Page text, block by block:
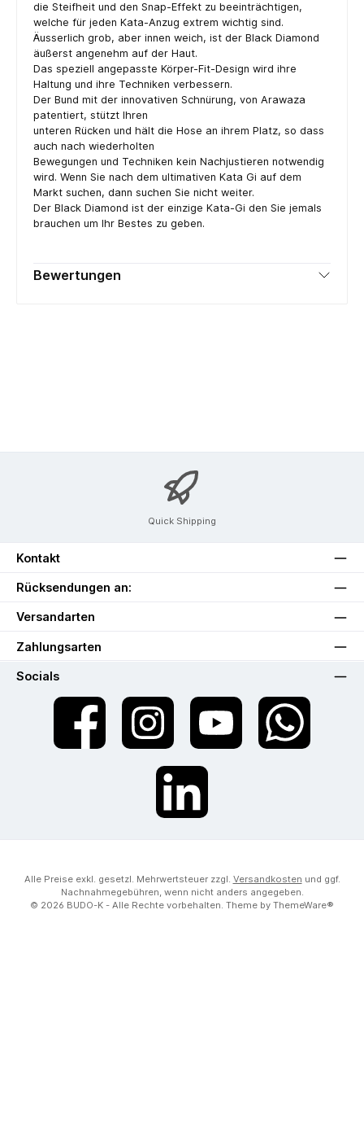
die Steifheit und den Snap-Effekt zu beeinträchtigen,
welche für jeden Kata-Anzug extrem wichtig sind.
Äusserlich grob, aber innen weich, ist der Black Diamond
äußerst angenehm auf der Haut.
Das speziell angepasste Körper-Fit-Design wird ihre
Haltung und ihre Techniken verbessern.
Der Bund mit der innovativen Schnürung, von Arawaza
patentiert, stützt Ihren
unteren Rücken und hält die Hose an ihrem Platz, so dass
auch nach wiederholten
Bewegungen und Techniken kein Nachjustieren notwendig
wird. Wenn Sie nach dem ultimativen Kata Gi auf dem
Markt suchen, dann suchen Sie nicht weiter.
Der Black Diamond ist der einzige Kata-Gi den Sie jemals
brauchen um Ihr Bestes zu geben.
Bewertungen
Quick Shipping
Kontakt
Rücksendungen an:
Versandarten
Zahlungsarten
Socials
Facebook Instagram YouTube WhatsApp
LinkedIn
Alle Preise exkl. gesetzl. Mehrwertsteuer zzgl. Versandkosten und ggf.
Nachnahmegebühren, wenn nicht anders angegeben.
© 2026 BUDO-K - Alle Rechte vorbehalten. Theme by ThemeWare®